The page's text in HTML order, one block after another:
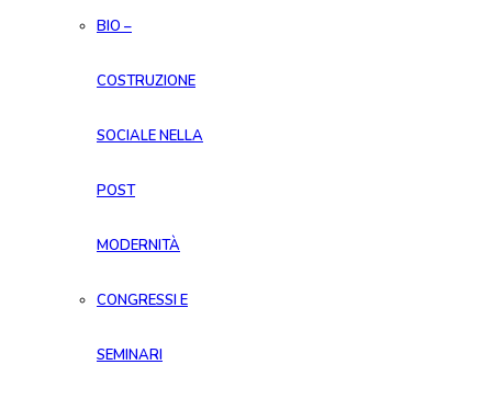
BIO –
COSTRUZIONE
SOCIALE NELLA
POST
MODERNITÀ
CONGRESSI E
SEMINARI